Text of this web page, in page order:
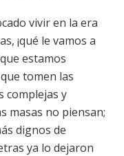
vivir en la era
¡qué le vamos a
estamos
tomen las
complejas y
masas no piensan;
dignos de
ya lo dejaron